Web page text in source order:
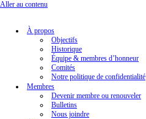
Aller au contenu
À propos
Objectifs
Historique
Équipe & membres d’honneur
Comités
Notre politique de confidentialité
Membres
Devenir membre ou renouveler
Bulletins
Nous joindre